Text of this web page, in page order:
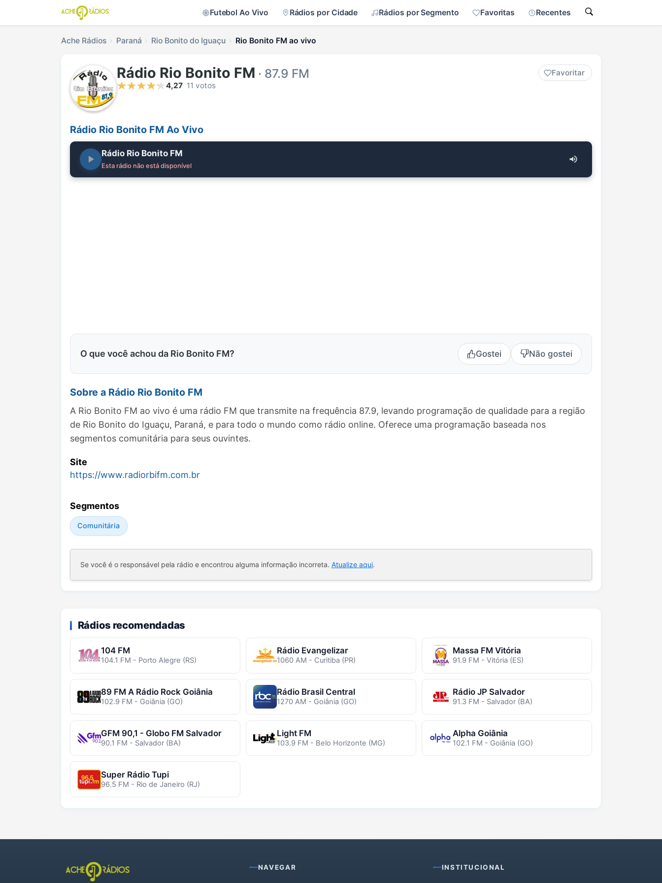
Futebol Ao Vivo Rádios por Cidade Rádios por Segmento Favoritas Recentes
Ache Rádios Paraná Rio Bonito do Iguaçu Rio Bonito FM ao vivo
Rádio Rio Bonito FM · 87.9 FM
Favoritar
4,27 11 votos
Rádio Rio Bonito FM Ao Vivo
Rádio Rio Bonito FM
Esta rádio não está disponível
O que você achou da Rio Bonito FM? Gostei Não gostei
Sobre a Rádio Rio Bonito FM
A Rio Bonito FM ao vivo é uma rádio FM que transmite na frequência 87.9, levando programação de qualidade para a região
de Rio Bonito do Iguaçu, Paraná, e para todo o mundo como rádio online. Oferece uma programação baseada nos
segmentos comunitária para seus ouvintes.
Site
https://www.radiorbifm.com.br
Segmentos
Comunitária
Se você é o responsável pela rádio e encontrou alguma informação incorreta. Atualize aqui.
Rádios recomendadas
104 FM
104.1 FM - Porto Alegre (RS)
Rádio Evangelizar
1060 AM - Curitiba (PR)
Massa FM Vitória
91.9 FM - Vitória (ES)
89 FM A Rádio Rock Goiânia
102.9 FM - Goiânia (GO)
Rádio Brasil Central
1270 AM - Goiânia (GO)
Rádio JP Salvador
91.3 FM - Salvador (BA)
GFM 90,1 - Globo FM Salvador
90.1 FM - Salvador (BA)
Light FM
103.9 FM - Belo Horizonte (MG)
Alpha Goiânia
102.1 FM - Goiânia (GO)
Super Rádio Tupi
96.5 FM - Rio de Janeiro (RJ)
NAVEGAR INSTITUCIONAL